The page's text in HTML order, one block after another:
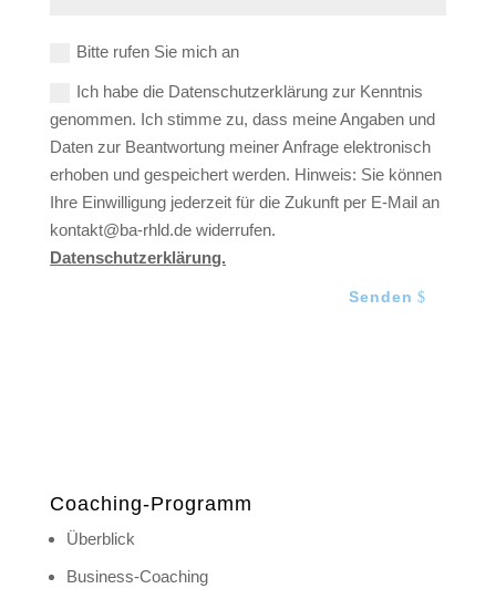
Bitte rufen Sie mich an
Ich habe die Datenschutzerklärung zur Kenntnis
genommen. Ich stimme zu, dass meine Angaben und
Daten zur Beantwortung meiner Anfrage elektronisch
erhoben und gespeichert werden. Hinweis: Sie können
Ihre Einwilligung jederzeit für die Zukunft per E-Mail an
kontakt@ba-rhld.de widerrufen.
Datenschutzerklärung.
Senden
Coaching-Programm
Überblick
Business-Coaching